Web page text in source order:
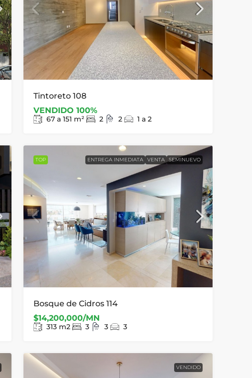
Tintoreto 108
VENDIDO 100%
67 a 151 m² 2 2 1 a 2
TOP ENTREGA INMEDIATA VENTA SEMINUEVO
Bosque de Cidros 114
$14,200,000/MN
313 m2 3 3 3
VENDIDO